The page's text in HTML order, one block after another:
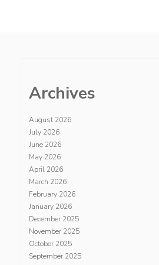
Archives
August 2026
July 2026
June 2026
May 2026
April 2026
March 2026
February 2026
January 2026
December 2025
November 2025
October 2025
September 2025